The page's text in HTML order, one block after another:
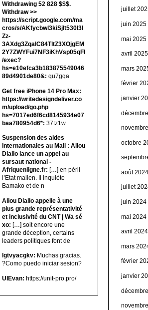
Withdrawing 52 828 $$$.
Withdrаw >>
https://script.google.com/ma
cros/s/AKfycbwl3kiSjlt530I3l
Zz-
3AXdg3ZqalC84TltZ3XOjgEM
2Y7ZWYFui7NF3iKhVsp05qFl
/exec?
hs=e10efca3b183875549046
89d4901de80&: qu7gqa
Get free iPhone 14 Pro Max:
https://writedesigndeliver.co
m/upload/go.php
hs=7017ed6f6cd8145934e07
baa780954d6*: 37tz1w
Suspension des aides
internationales au Mali : Aliou
Diallo lance un appel au
sursaut national -
Afriquenligne.fr: […] en péril
l’Etat malien. Il inquiète
Bamako et de n
Aliou Diallo appelle à une
plus grande représentativité
et inclusivité du CNT | Wa sé
xo: […] soit encore une
grande déception, certains
leaders politiques font de
lgtvyacgkv: Muchas gracias.
?Como puedo iniciar sesion?
UIEvan: https://unit-pro.pro/
juillet
juin 2025
mai 2025
avril 2025
mars
février
janvier
octobre
août 2024
juillet
juin 2024
mai 2024
avril 2024
mars
février
janvier